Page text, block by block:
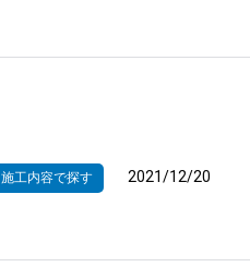
施工内容で探す 2021/12/20